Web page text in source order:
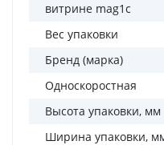
витрине mag1c
Вес упаковки
Бренд (марка)
Односкоростная
Высота упаковки, мм
Ширина упаковки,